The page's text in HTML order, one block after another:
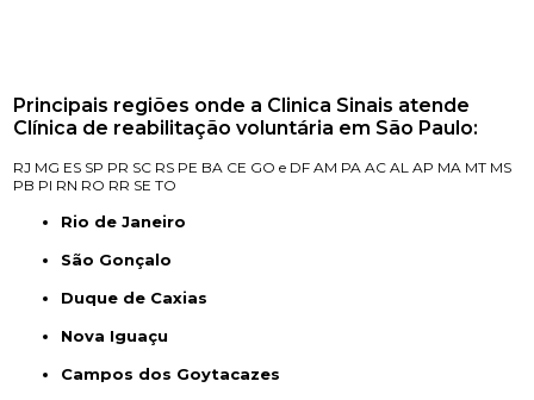
Principais regiões onde a Clinica Sinais atende
Clínica de reabilitação voluntária em São Paulo:
RJ MG ES SP PR SC RS PE BA CE GO e DF AM PA AC AL AP MA MT MS
PB PI RN RO RR SE TO
Rio de Janeiro
São Gonçalo
Duque de Caxias
Nova Iguaçu
Campos dos Goytacazes